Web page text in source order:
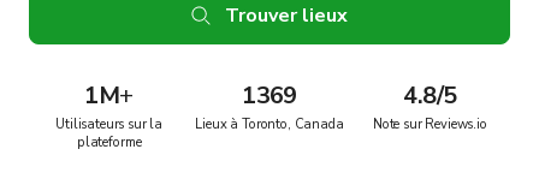
Trouver lieux
1M+
Utilisateurs sur la
plateforme
1369
Lieux à Toronto, Canada
4.8/5
Note sur Reviews.io